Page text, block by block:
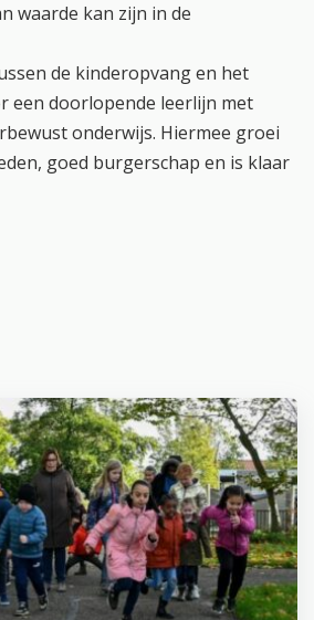
waarde kan zijn in de
de kinderopvang en het
een doorlopende leerlijn met
onderwijs. Hiermee groei
goed burgerschap en is klaar